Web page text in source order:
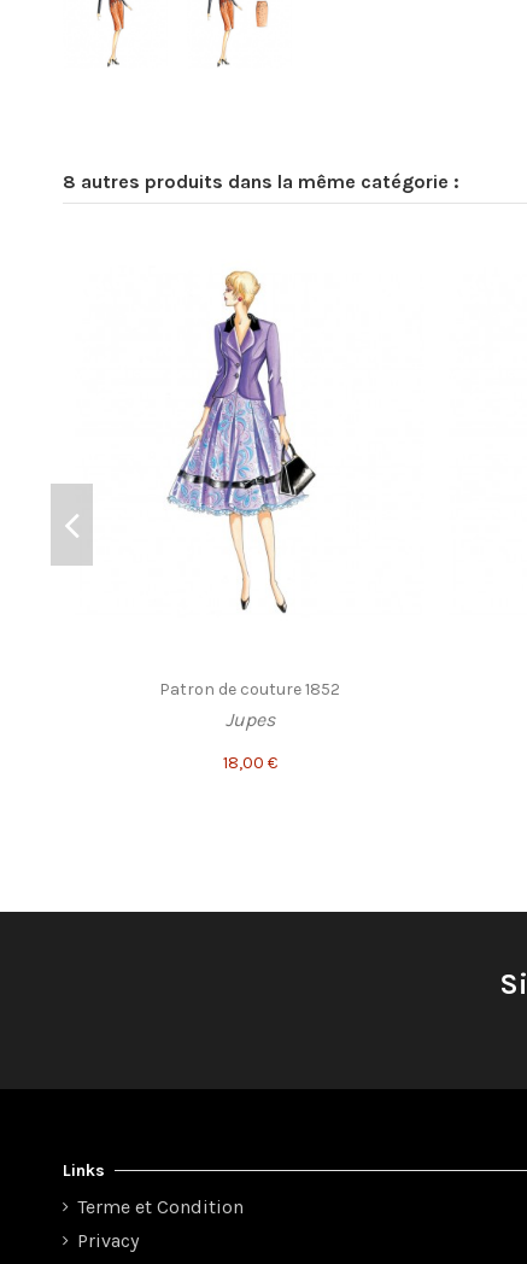
8 autres produits dans la même catégorie :
Patron de couture 1852
Jupes
18,00 €
Links
Terme et Condition
Privacy